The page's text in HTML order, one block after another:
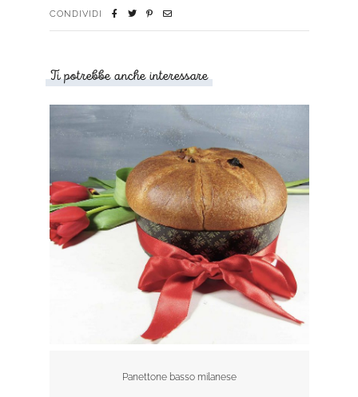
CONDIVIDI
Ti potrebbe anche interessare
Panettone basso milanese